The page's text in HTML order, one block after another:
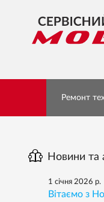
Ремонт
Новини та
1 січня 2026 р.
Вітаємо з